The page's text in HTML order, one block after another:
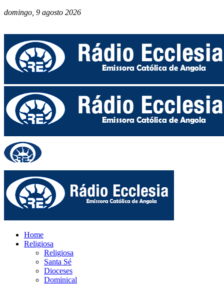
domingo, 9 agosto 2026
Home
Religiosa
Religiosa
Santa Sé
Dioceses
Dominical